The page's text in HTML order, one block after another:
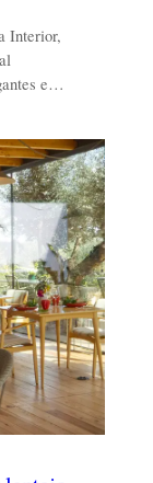
Interior,
e…